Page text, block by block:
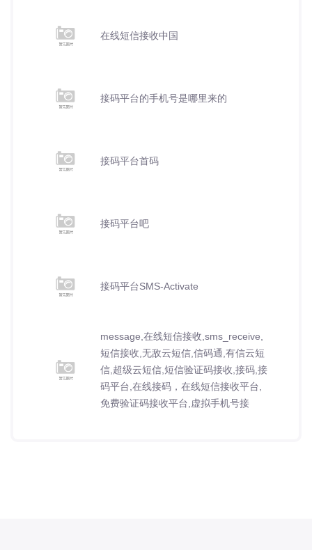
在线短信接收中国
接码平台的手机号是哪里来的
接码平台首码
接码平台吧
接码平台SMS-Activate
message,在线短信接收,sms_receive,
短信接收,无敌云短信,信码通,有信云短
信,超级云短信,短信验证码接收,接码,接
码平台,在线接码，在线短信接收平台,
免费验证码接收平台,虚拟手机号接